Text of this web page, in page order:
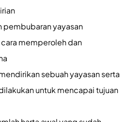
pembubaran yayasan
memperoleh dan
sebuah yayasan serta
untuk mencapai tujuan